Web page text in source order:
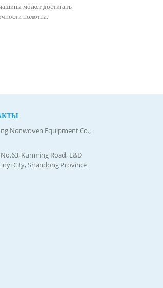
может достигать
полотна.
Nonwoven Equipment Co.,
No.63, Kunming Road, E&D
City, Shandong Province